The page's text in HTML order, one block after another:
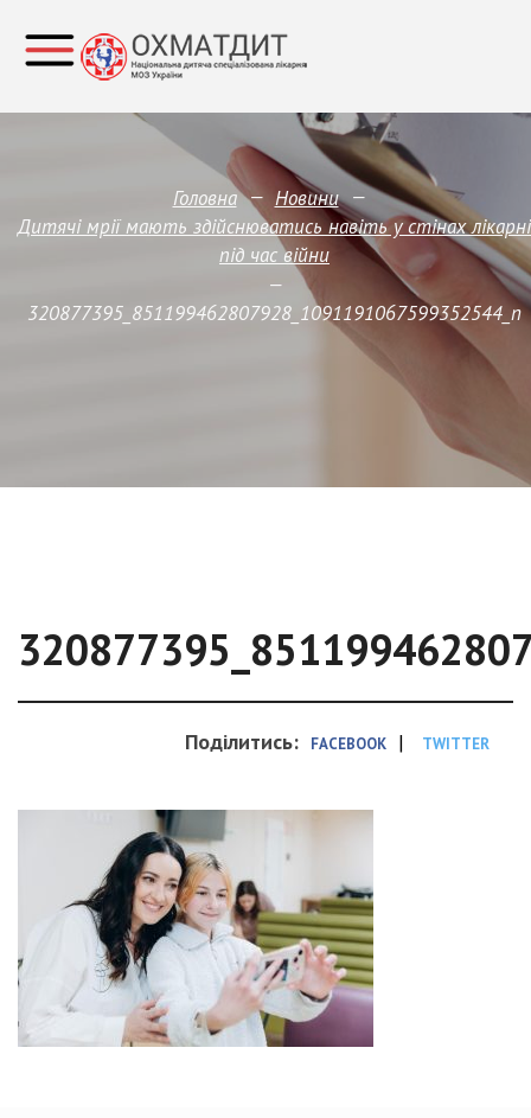
Головна — Новини —
Дитячі мрії мають здійснюватись навіть у стінах лікарні
під час війни
—
320877395_851199462807928_1091191067599352544_n
Поділитись: FACEBOOK | TWITTER